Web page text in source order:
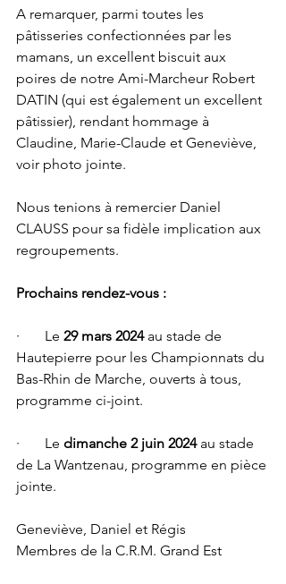
A remarquer, parmi toutes les
pâtisseries confectionnées par les
mamans, un excellent biscuit aux
poires de notre Ami-Marcheur Robert
DATIN (qui est également un excellent
pâtissier), rendant hommage à
Claudine, Marie-Claude et Geneviève,
voir photo jointe.
Nous tenions à remercier Daniel
CLAUSS pour sa fidèle implication aux
regroupements.
Prochains rendez-vous :
·       Le 29 mars 2024 au stade de
Hautepierre pour les Championnats du
Bas-Rhin de Marche, ouverts à tous,
programme ci-joint.
·       Le dimanche 2 juin 2024 au stade
de La Wantzenau, programme en pièce
jointe.
Geneviève, Daniel et Régis
Membres de la C.R.M. Grand Est